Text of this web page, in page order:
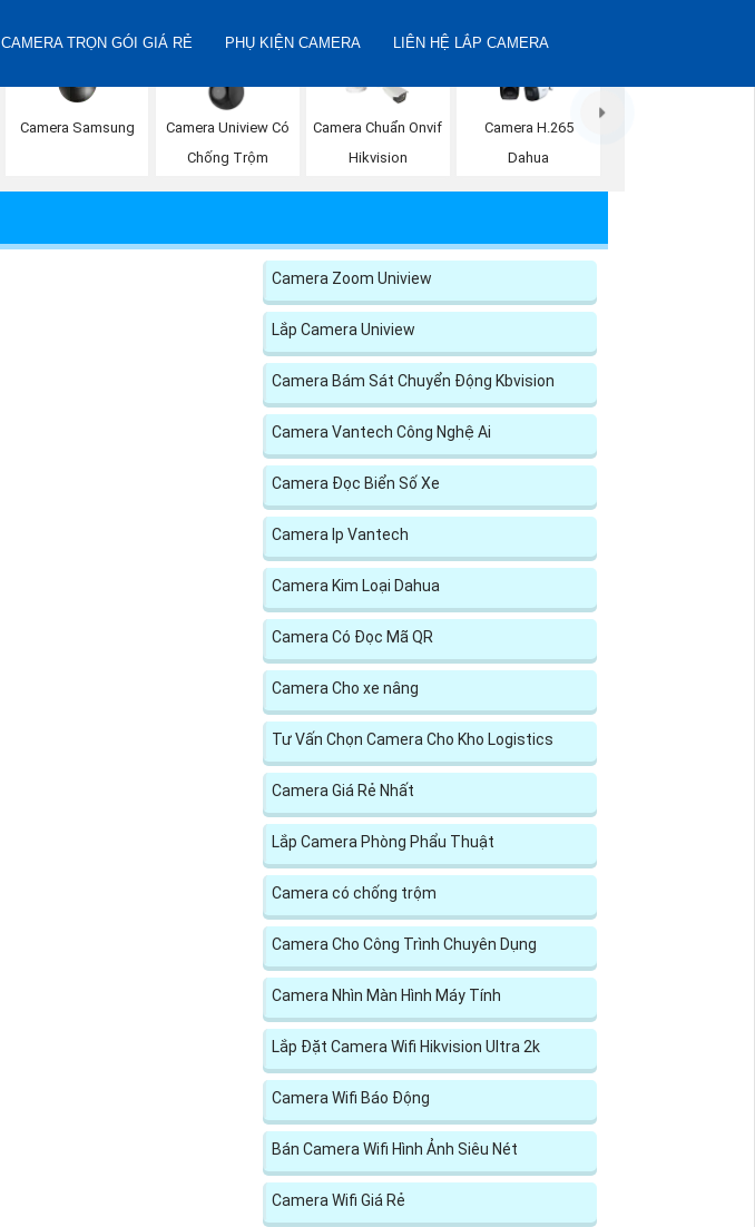
CAMERA TRỌN GÓI GIÁ RẺ PHỤ KIỆN CAMERA LIÊN HỆ LẮP CAMERA
Camera Samsung
Camera Uniview Có
Chống Trộm
Camera Chuẩn Onvif
Hikvision
Camera H.265
Dahua
Camera Zoom Uniview
Lắp Camera Uniview
Camera Bám Sát Chuyển Động Kbvision
Camera Vantech Công Nghệ Ai
Camera Đọc Biển Số Xe
Camera Ip Vantech
Camera Kim Loại Dahua
Camera Có Đọc Mã QR
Camera Cho xe nâng
Tư Vấn Chọn Camera Cho Kho Logistics
Camera Giá Rẻ Nhất
Lắp Camera Phòng Phẩu Thuật
Camera có chống trộm
Camera Cho Công Trình Chuyên Dụng
Camera Nhìn Màn Hình Máy Tính
Lắp Đặt Camera Wifi Hikvision Ultra 2k
Camera Wifi Báo Động
Bán Camera Wifi Hình Ảnh Siêu Nét
Camera Wifi Giá Rẻ